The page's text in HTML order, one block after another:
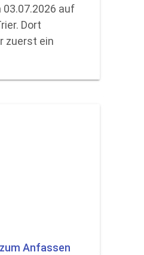
03.07.2026 auf
Dort
zuerst ein
Anfassen